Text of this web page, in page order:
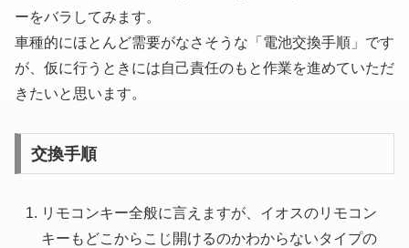
ーをバラしてみます。
車種的にほとんど需要がなさそうな「電池交換手順」です
が、仮に行うときには自己責任のもと作業を進めていただ
きたいと思います。
交換手順
リモコンキー全般に言えますが、イオスのリモコン
キーもどこからこじ開けるのかわからないタイプの